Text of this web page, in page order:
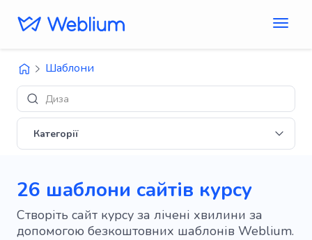
Шаблони
Дизайни 'E-commerce'
Категорії
26 шаблони сайтів курсу
Створіть сайт курсу за лічені хвилини за
допомогою безкоштовних шаблонів Weblium.